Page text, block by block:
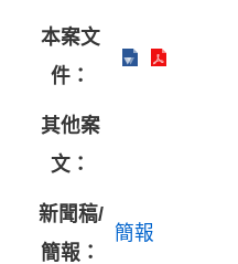
本案文
件：
其他案
文：
新聞稿/
簡報：
簡報